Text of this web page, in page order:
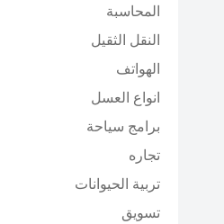
المحاسبة
النقل الثقيل
الهواتف
انواع العسل
برامج سياحة
تجاره
تربية الحيوانات
تسويق